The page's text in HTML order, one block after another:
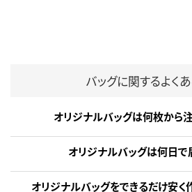
バッグに関するよく
オリジナルバッグは何枚から
オリジナルバッグは何日で
オリジナルバッグをできるだけ安く